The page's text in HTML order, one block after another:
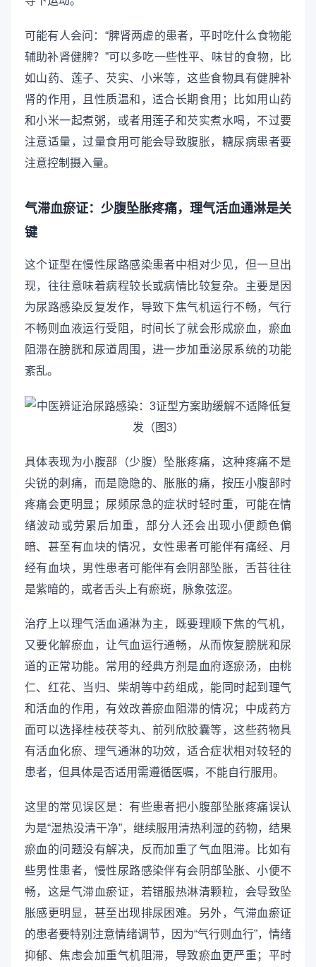
可能有人会问：“脾肾两虚的患者，平时吃什么食物能
辅助补肾健脾？”可以多吃一些性平、味甘的食物，比
如山药、莲子、芡实、小米等，这些食物具有健脾补
肾的作用，且性质温和，适合长期食用；比如用山药
和小米一起煮粥，或者用莲子和芡实煮水喝，不过要
注意适量，过量食用可能会导致腹胀，糖尿病患者要
注意控制摄入量。
气滞血瘀证：少腹坠胀疼痛，理气活血通淋是关
键
这个证型在慢性尿路感染患者中相对少见，但一旦出
现，往往意味着病程较长或病情比较复杂。主要是因
为尿路感染反复发作，导致下焦气机运行不畅，气行
不畅则血液运行受阻，时间长了就会形成瘀血，瘀血
阻滞在膀胱和尿道周围，进一步加重泌尿系统的功能
紊乱。
具体表现为小腹部（少腹）坠胀疼痛，这种疼痛不是
尖锐的刺痛，而是隐隐的、胀胀的痛，按压小腹部时
疼痛会更明显；尿频尿急的症状时轻时重，可能在情
绪波动或劳累后加重，部分人还会出现小便颜色偏
暗、甚至有血块的情况，女性患者可能伴有痛经、月
经有血块，男性患者可能伴有会阴部坠胀，舌苔往往
是紫暗的，或者舌头上有瘀斑，脉象弦涩。
治疗上以理气活血通淋为主，既要理顺下焦的气机，
又要化解瘀血，让气血运行通畅，从而恢复膀胱和尿
道的正常功能。常用的经典方剂是血府逐瘀汤，由桃
仁、红花、当归、柴胡等中药组成，能同时起到理气
和活血的作用，有效改善瘀血阻滞的情况；中成药方
面可以选择桂枝茯苓丸、前列欣胶囊等，这些药物具
有活血化瘀、理气通淋的功效，适合症状相对较轻的
患者，但具体是否适用需遵循医嘱，不能自行服用。
这里的常见误区是：有些患者把小腹部坠胀疼痛误认
为是“湿热没清干净”，继续服用清热利湿的药物，结果
瘀血的问题没有解决，反而加重了气血阻滞。比如有
些男性患者，慢性尿路感染伴有会阴部坠胀、小便不
畅，这是气滞血瘀证，若错服热淋清颗粒，会导致坠
胀感更明显，甚至出现排尿困难。另外，气滞血瘀证
的患者要特别注意情绪调节，因为“气行则血行”，情绪
抑郁、焦虑会加重气机阻滞，导致瘀血更严重；平时